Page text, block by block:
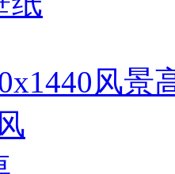
风景